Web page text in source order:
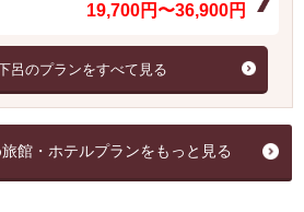
19,700円〜36,900円
呂のプランをすべて見る
館・ホテルプランをもっと見る